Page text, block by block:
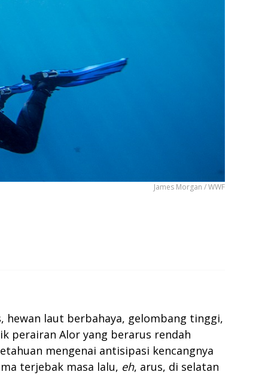
James Morgan / WWF
hewan laut berbahaya, gelombang tinggi,
perairan Alor yang berarus rendah
mengenai antisipasi kencangnya
terjebak masa lalu, eh, arus, di selatan